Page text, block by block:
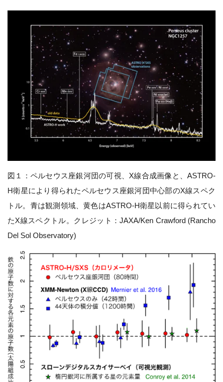
図１：ペルセウス座銀河団の可視、X線合成画像と、ASTRO-
H衛星により得られたペルセウス座銀河団中心部のX線スペク
トル。青は観測領域、黄色はASTRO-H衛星以前に得られてい
たX線スペクトル。クレジット：JAXA/Ken Crawford (Rancho
Del Sol Observatory)